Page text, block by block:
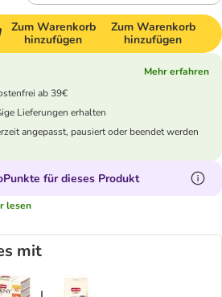
Zum Warenkorb
hinzufügen
Zum Warenkorb
hinzufügen
Mehr erfahren
ab 39€
Lieferungen erhalten
angepasst, pausiert oder beendet werden
für dieses Produkt
lesen
mit